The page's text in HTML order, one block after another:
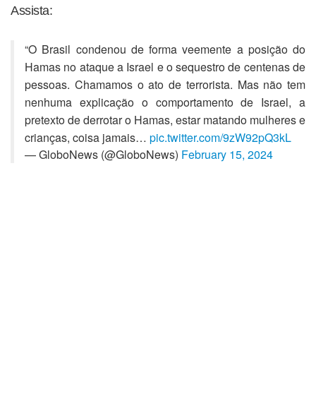
Assista:
“O Brasil condenou de forma veemente a posição do
Hamas no ataque a Israel e o sequestro de centenas de
pessoas. Chamamos o ato de terrorista. Mas não tem
nenhuma explicação o comportamento de Israel, a
pretexto de derrotar o Hamas, estar matando mulheres e
crianças, coisa jamais… pic.twitter.com/9zW92pQ3kL
— GloboNews (@GloboNews) February 15, 2024